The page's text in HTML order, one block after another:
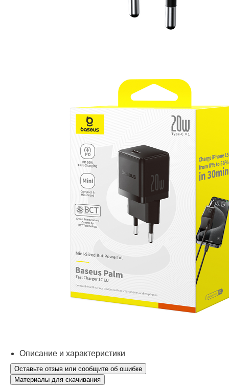
Описание и характеристики
Оставьте отзыв или сообщите об ошибке
Материалы для скачивания